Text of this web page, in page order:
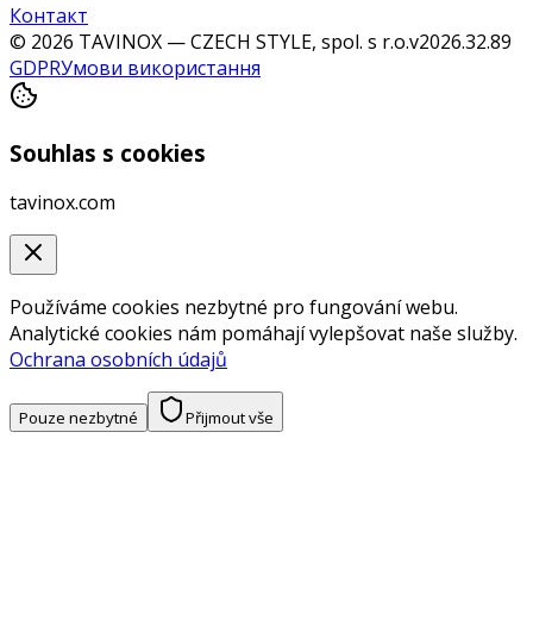
Контакт
© 2026 TAVINOX — CZECH STYLE, spol. s r.o.v2026.32.89
GDPRУмови використання
Souhlas s cookies
tavinox.com
Používáme cookies nezbytné pro fungování webu.
Analytické cookies nám pomáhají vylepšovat naše služby.
Ochrana osobních údajů
Pouze nezbytné Přijmout vše